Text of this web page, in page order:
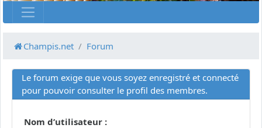
Champis.net Forum
Le forum exige que vous soyez enregistré et connecté
pour pouvoir consulter le profil des membres.
Nom d’utilisateur :